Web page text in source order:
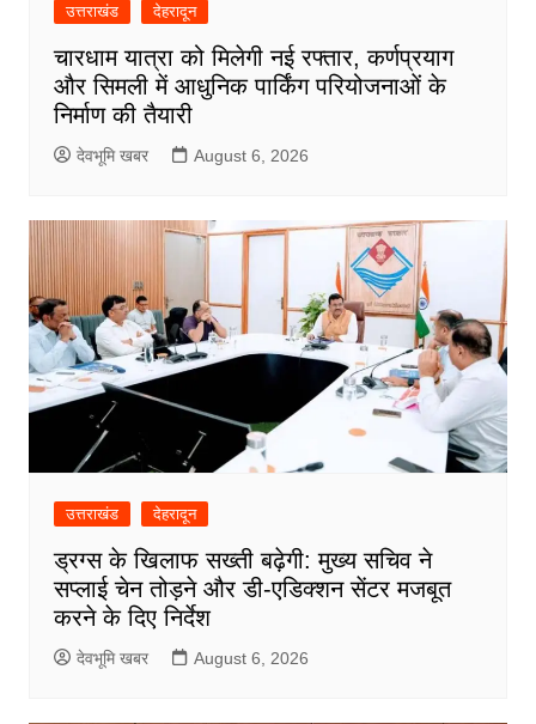
उत्तराखंड देहरादून
चारधाम यात्रा को मिलेगी नई रफ्तार, कर्णप्रयाग
और सिमली में आधुनिक पार्किंग परियोजनाओं के
निर्माण की तैयारी
देवभूमि खबर August 6, 2026
उत्तराखंड देहरादून
ड्रग्स के खिलाफ सख्ती बढ़ेगी: मुख्य सचिव ने
सप्लाई चेन तोड़ने और डी-एडिक्शन सेंटर मजबूत
करने के दिए निर्देश
देवभूमि खबर August 6, 2026